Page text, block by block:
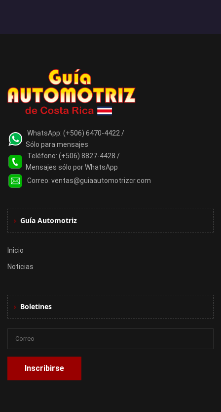
WhatsApp: (+506) 6470-4422 /
Sólo para mensajes
Teléfono: (+506) 8827-4428 /
Mensajes sólo por WhatsApp
Correo: ventas@guiaautomotrizcr.com
Guía Automotriz
Inicio
Noticias
Boletines